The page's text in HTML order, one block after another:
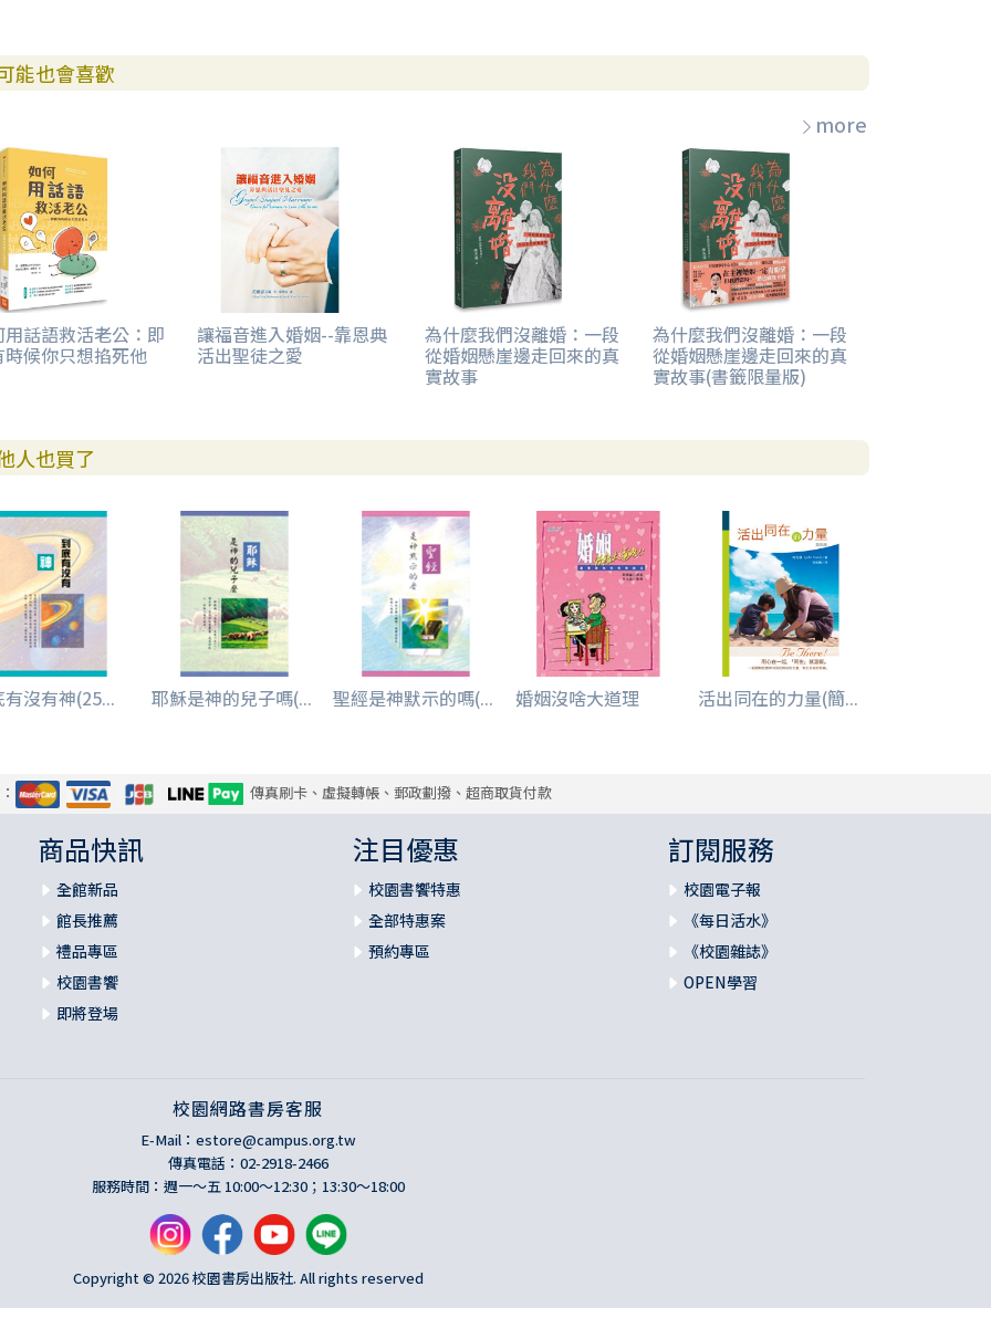
能也會喜歡
more
用話語救活老公：即
時候你只想掐死他
讓福音進入婚姻--靠恩典
活出聖徒之愛
為什麼我們沒離婚：一段
從婚姻懸崖邊走回來的真
實故事
為什麼我們沒離婚：一段
從婚姻懸崖邊走回來的真
實故事(書籤限量版)
人也買了
沒有神(25... 耶穌是神的兒子嗎(... 聖經是神默示的嗎(... 婚姻沒啥大道理 活出同在的力量(簡...
傳真刷卡、虛擬轉帳、郵政劃撥、超商取貨付款
商品快訊
全館新品
館長推薦
禮品專區
校園書饗
即將登場
注目優惠
校園書饗特惠
全部特惠案
預約專區
訂閱服務
校園電子報
《每日活水》
《校園雜誌》
OPEN學習
校園網路書房客服
E-Mail： estore@campus.org.tw
傳真電話：02-2918-2466
服務時間：週一～五 10:00～12:30；13:30～18:00
Copyright © 2026 校園書房出版社. All rights reserved